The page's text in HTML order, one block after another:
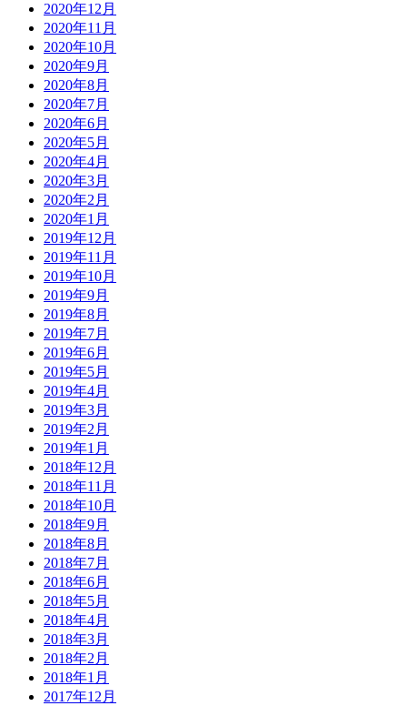
2020年12月
2020年11月
2020年10月
2020年9月
2020年8月
2020年7月
2020年6月
2020年5月
2020年4月
2020年3月
2020年2月
2020年1月
2019年12月
2019年11月
2019年10月
2019年9月
2019年8月
2019年7月
2019年6月
2019年5月
2019年4月
2019年3月
2019年2月
2019年1月
2018年12月
2018年11月
2018年10月
2018年9月
2018年8月
2018年7月
2018年6月
2018年5月
2018年4月
2018年3月
2018年2月
2018年1月
2017年12月